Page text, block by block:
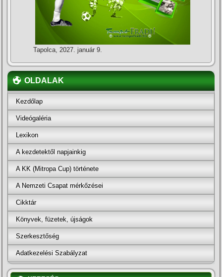
Tapolca, 2027. január 9.
OLDALAK
Kezdőlap
Videógaléria
Lexikon
A kezdetektől napjainkig
A KK (Mitropa Cup) története
A Nemzeti Csapat mérkőzései
Cikktár
Könyvek, füzetek, újságok
Szerkesztőség
Adatkezelési Szabályzat